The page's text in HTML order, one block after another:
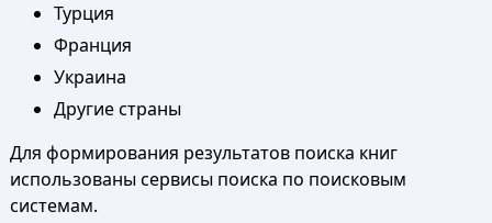
Турция
Франция
Украина
Другие страны
Для формирования результатов поиска книг
использованы сервисы поиска по поисковым
системам.